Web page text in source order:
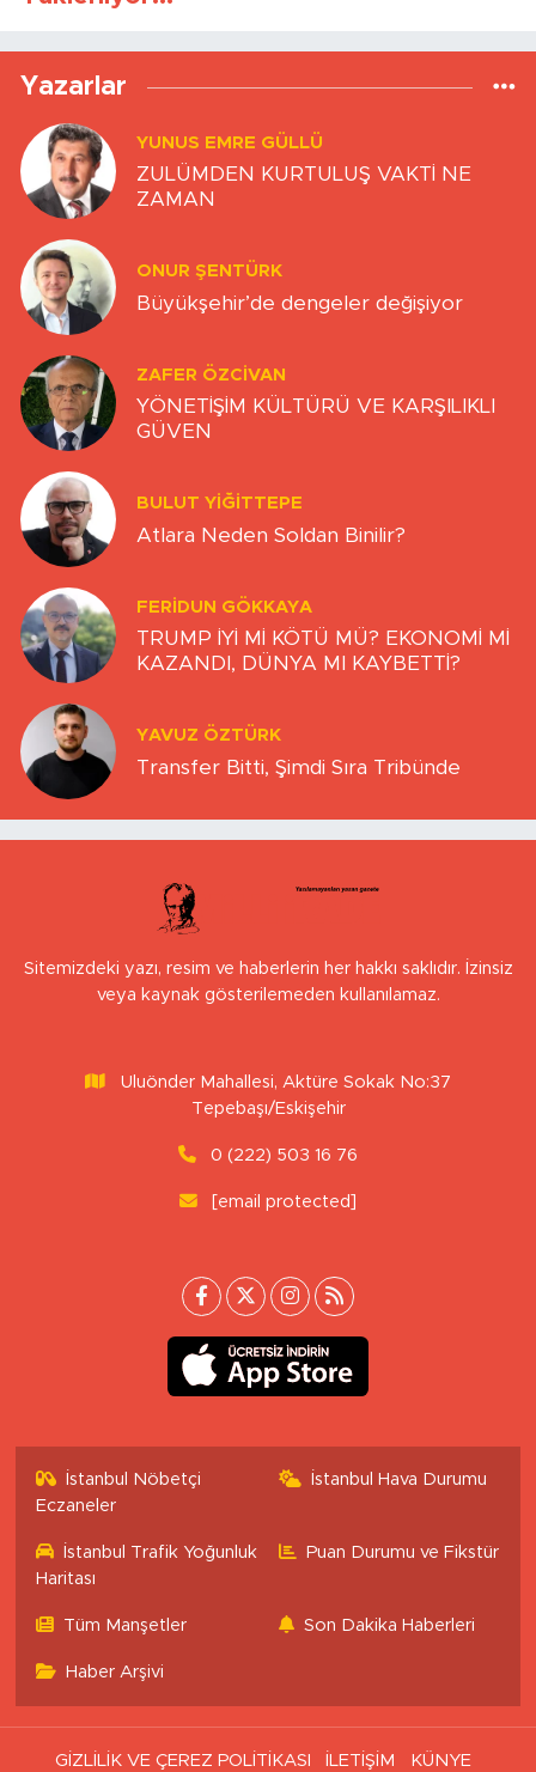
Yazarlar
YUNUS EMRE GÜLLÜ
ZULÜMDEN KURTULUŞ VAKTİ NE
ZAMAN
ONUR ŞENTÜRK
Büyükşehir’de dengeler değişiyor
ZAFER ÖZCIVAN
YÖNETİŞİM KÜLTÜRÜ VE KARŞILIKLI
GÜVEN
BULUT YİĞİTTEPE
Atlara Neden Soldan Binilir?
FERIDUN GÖKKAYA
TRUMP İYİ Mİ KÖTÜ MÜ? EKONOMİ Mİ
KAZANDI, DÜNYA MI KAYBETTİ?
YAVUZ ÖZTÜRK
Transfer Bitti, Şimdi Sıra Tribünde
Sitemizdeki yazı, resim ve haberlerin her hakkı saklıdır. İzinsiz
veya kaynak gösterilemeden kullanılamaz.
Uluönder Mahallesi, Aktüre Sokak No:37
Tepebaşı/Eskişehir
0 (222) 503 16 76
[email protected]
İstanbul Nöbetçi
Eczaneler
İstanbul Hava Durumu
İstanbul Trafik Yoğunluk
Haritası
Puan Durumu ve Fikstür
Tüm Manşetler Son Dakika Haberleri
Haber Arşivi
GİZLİLİK VE ÇEREZ POLİTİKASI İLETİŞİM
KÜNYE